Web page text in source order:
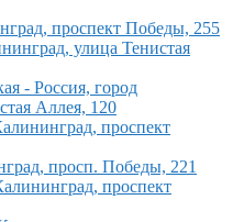
проспект Победы, 255
улица Тенистая
- Россия, город
Аллея, 120
проспект
просп. Победы, 221
проспект